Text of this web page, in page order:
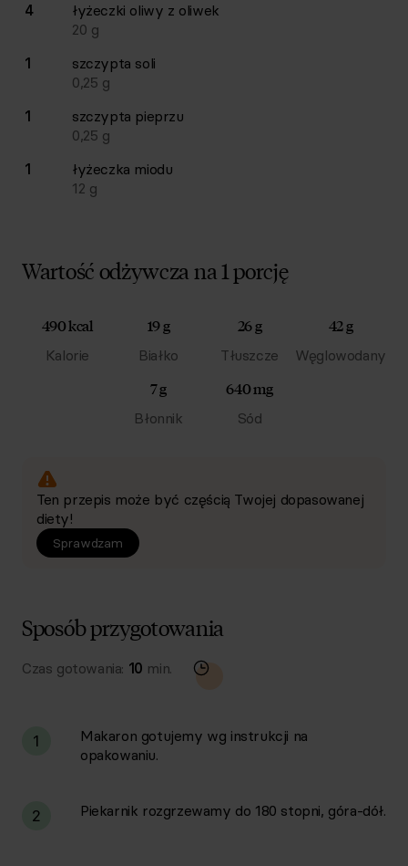
4
łyżeczki oliwy z oliwek
20 g
1
szczypta soli
0,25 g
1
szczypta pieprzu
0,25 g
1
łyżeczka miodu
12 g
Wartość odżywcza na 1 porcję
490 kcal
Kalorie
19 g
Białko
26 g
Tłuszcze
42 g
Węglowodany
7 g
Błonnik
640 mg
Sód
Ten przepis może być częścią Twojej dopasowanej
diety!
Sprawdzam
Sposób przygotowania
Czas gotowania: 10 min.
1
Makaron gotujemy wg instrukcji na
opakowaniu.
2 Piekarnik rozgrzewamy do 180 stopni, góra-dół.